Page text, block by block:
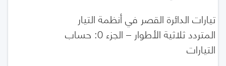
تيارات الدائرة القصر في أنظمة التيار
المتردد ثلاثية الأطوار – الجزء 0: حساب
التيارات